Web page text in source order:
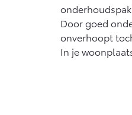
Door goed
onverhoopt
In je